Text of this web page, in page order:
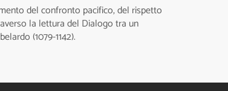
del confronto pacifico, del rispetto
la lettura del Dialogo tra un
(1079-1142).